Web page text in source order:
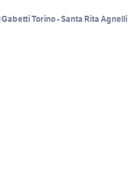
Gabetti Torino - Santa Rita Agnelli